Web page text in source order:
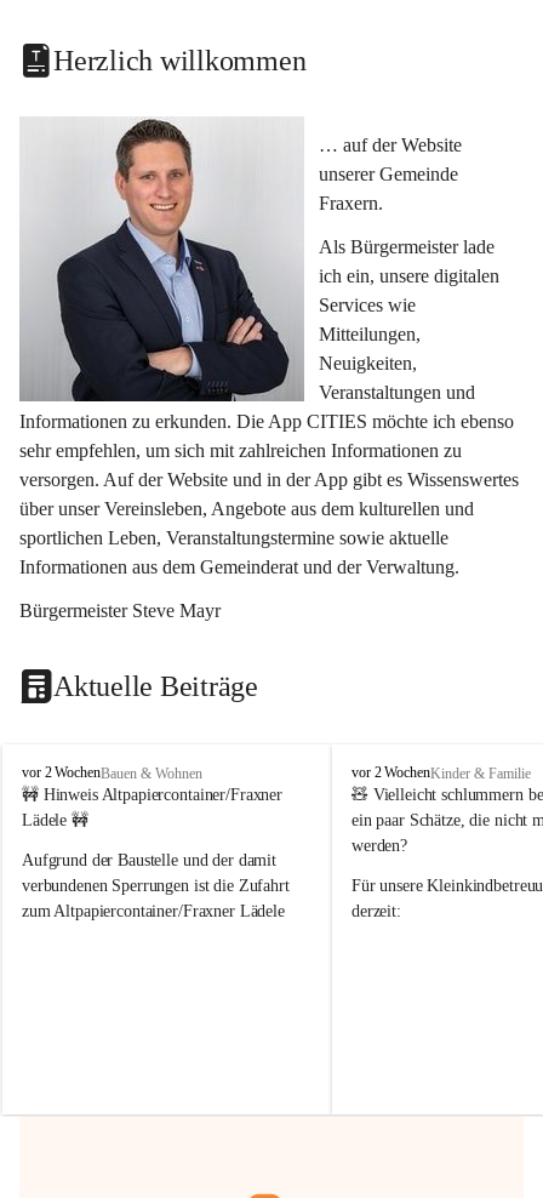
Herzlich willkommen
… auf der Website
unserer Gemeinde
Fraxern.
Als Bürgermeister lade
ich ein, unsere digitalen
Services wie
Mitteilungen,
Neuigkeiten,
Veranstaltungen und
Informationen zu erkunden. Die App CITIES möchte ich ebenso
sehr empfehlen, um sich mit zahlreichen Informationen zu
versorgen. Auf der Website und in der App gibt es Wissenswertes
über unser Vereinsleben, Angebote aus dem kulturellen und
sportlichen Leben, Veranstaltungstermine sowie aktuelle
Informationen aus dem Gemeinderat und der Verwaltung.
Bürgermeister Steve Mayr
Aktuelle Beiträge
F
r
a
e
r
n
vor 2 WochenBauen & Wohnen
🚧 Hinweis Altpapiercontainer/Fraxner
Lädele 🚧
Aufgrund der Baustelle und der damit
verbundenen Sperrungen ist die Zufahrt
zum Altpapiercontainer/Fraxner Lädele
Hilfsbereitschaft!
F
r
a
x
r
n
vor 2 WochenKinder & Familie
🧸 Vielleicht schlummern
ein paar Schätze, die nicht
werden?
Für unsere
derzeit: